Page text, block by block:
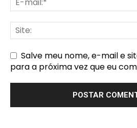
Salve meu nome, e-mail e
para a próxima vez que eu